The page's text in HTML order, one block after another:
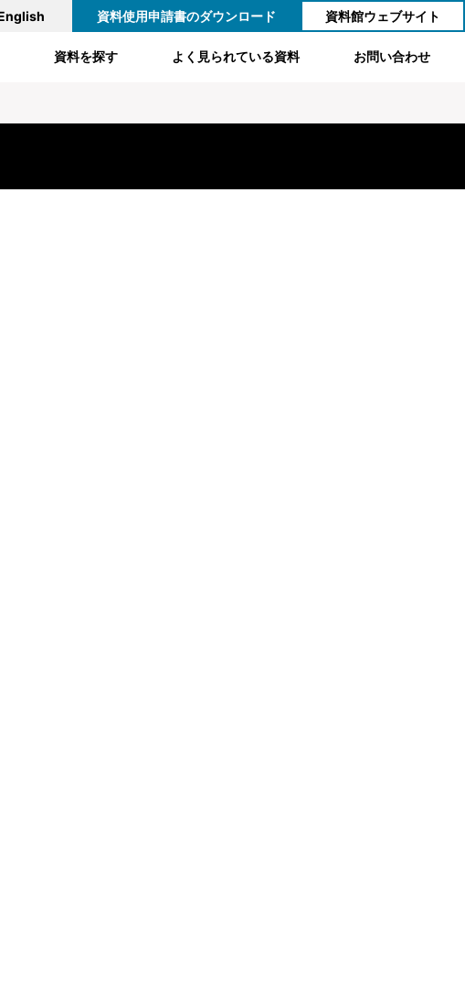
資料使用申請書のダウンロード 資料館ウェブサイト
資料を探す よく見られている資料 お問い合わせ